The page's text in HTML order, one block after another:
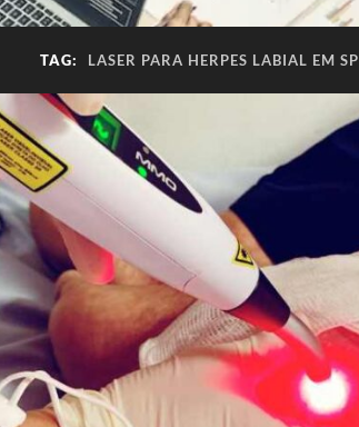
TAG: LASER PARA HERPES LABIAL EM SP